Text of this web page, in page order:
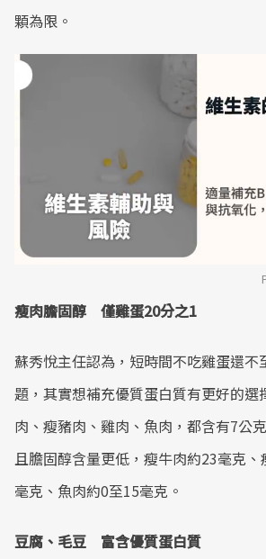
顆為限。
瘦肉膽固醇 僅雞蛋20分之1
蘇秀悅主任認為，短時間不吃雞蛋還不
題，其實想補充優質蛋白質有更好的選
肉、瘦豬肉、雞肉、魚肉，都含有7公
且膽固醇含量更低，瘦牛肉約23毫克
毫克、魚肉約0至15毫克。
豆腐、毛豆 富含優質蛋白質